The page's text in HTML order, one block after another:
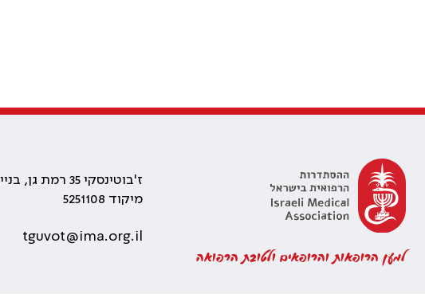
למען הרופאות והרופאים ולטובת הרפואה
ז'בוטינסקי 35 רמת גן, בניין התאומים 2
מיקוד 5251108
tguvot@ima.org.il